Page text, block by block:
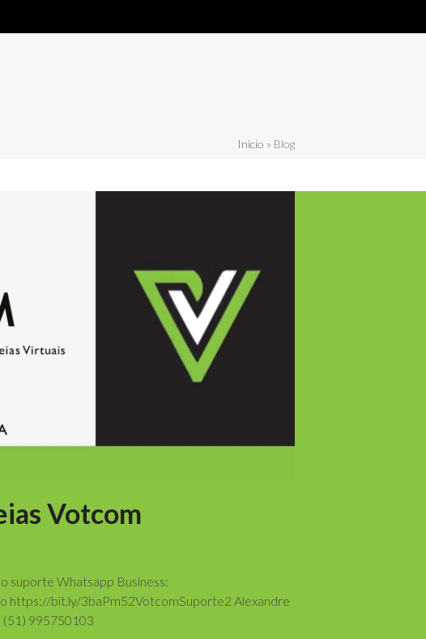
Início » Blog
Votcom
suporte Whatsapp Business:
https://bit.ly/3baPm52VotcomSuporte2 Alexandre
(51) 995750103